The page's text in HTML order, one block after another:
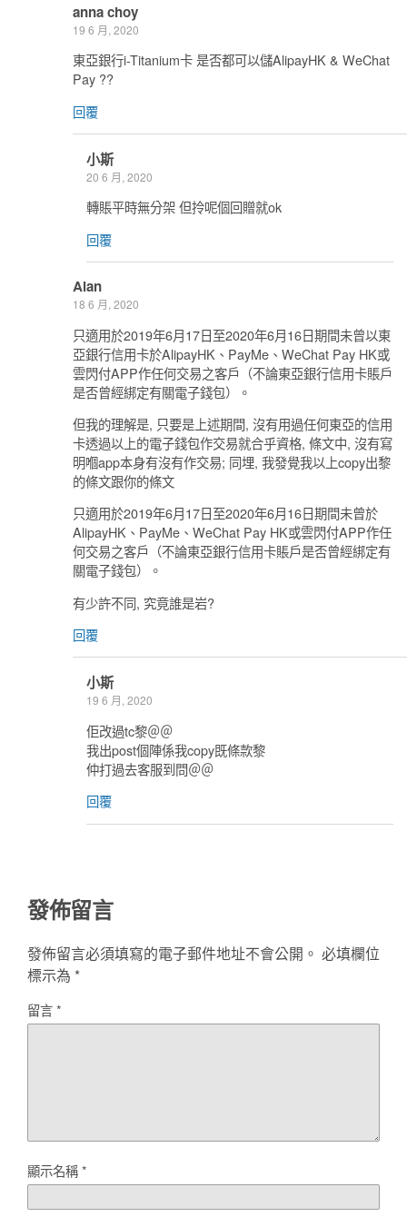
anna choy
19 6 月, 2020
東亞銀行i-Titanium卡 是否都可以儲AlipayHK & WeChat
Pay ??
回覆
小斯
20 6 月, 2020
轉賬平時無分架 但拎呢個回贈就ok
回覆
Alan
18 6 月, 2020
只適用於2019年6月17日至2020年6月16日期間未曾以東
亞銀行信用卡於AlipayHK、PayMe、WeChat Pay HK或
雲閃付APP作任何交易之客戶（不論東亞銀行信用卡賬戶
是否曾經綁定有關電子錢包）。
但我的理解是, 只要是上述期間, 沒有用過任何東亞的信用
卡透過以上的電子錢包作交易就合乎資格, 條文中, 沒有寫
明嗰app本身有沒有作交易; 同埋, 我發覺我以上copy出黎
的條文跟你的條文
只適用於2019年6月17日至2020年6月16日期間未曾於
AlipayHK、PayMe、WeChat Pay HK或雲閃付APP作任
何交易之客戶（不論東亞銀行信用卡賬戶是否曾經綁定有
關電子錢包）。
有少許不同, 究竟誰是岩?
回覆
小斯
19 6 月, 2020
佢改過tc黎＠＠
我出post個陣係我copy既條款黎
仲打過去客服到問＠＠
回覆
發佈留言
發佈留言必須填寫的電子郵件地址不會公開。 必填欄位
標示為 *
留言*
顯示名稱*